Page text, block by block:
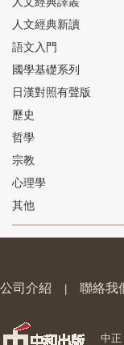
⑱
人文經典新讀
語文入門
國學基礎系列
日漢對照有聲版
歷史
哲學
宗教
心理學
其他
公司介紹 聯絡我
中正